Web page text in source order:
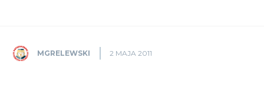
MGRELEWSKI 2 MAJA 2011